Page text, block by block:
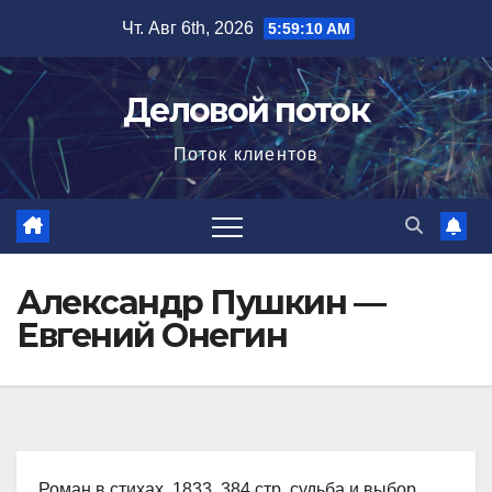
содержимому
Чт. Авг 6th, 2026 5:59:11 AM
Деловой поток
Поток клиентов
Александр Пушкин —
Евгений Онегин